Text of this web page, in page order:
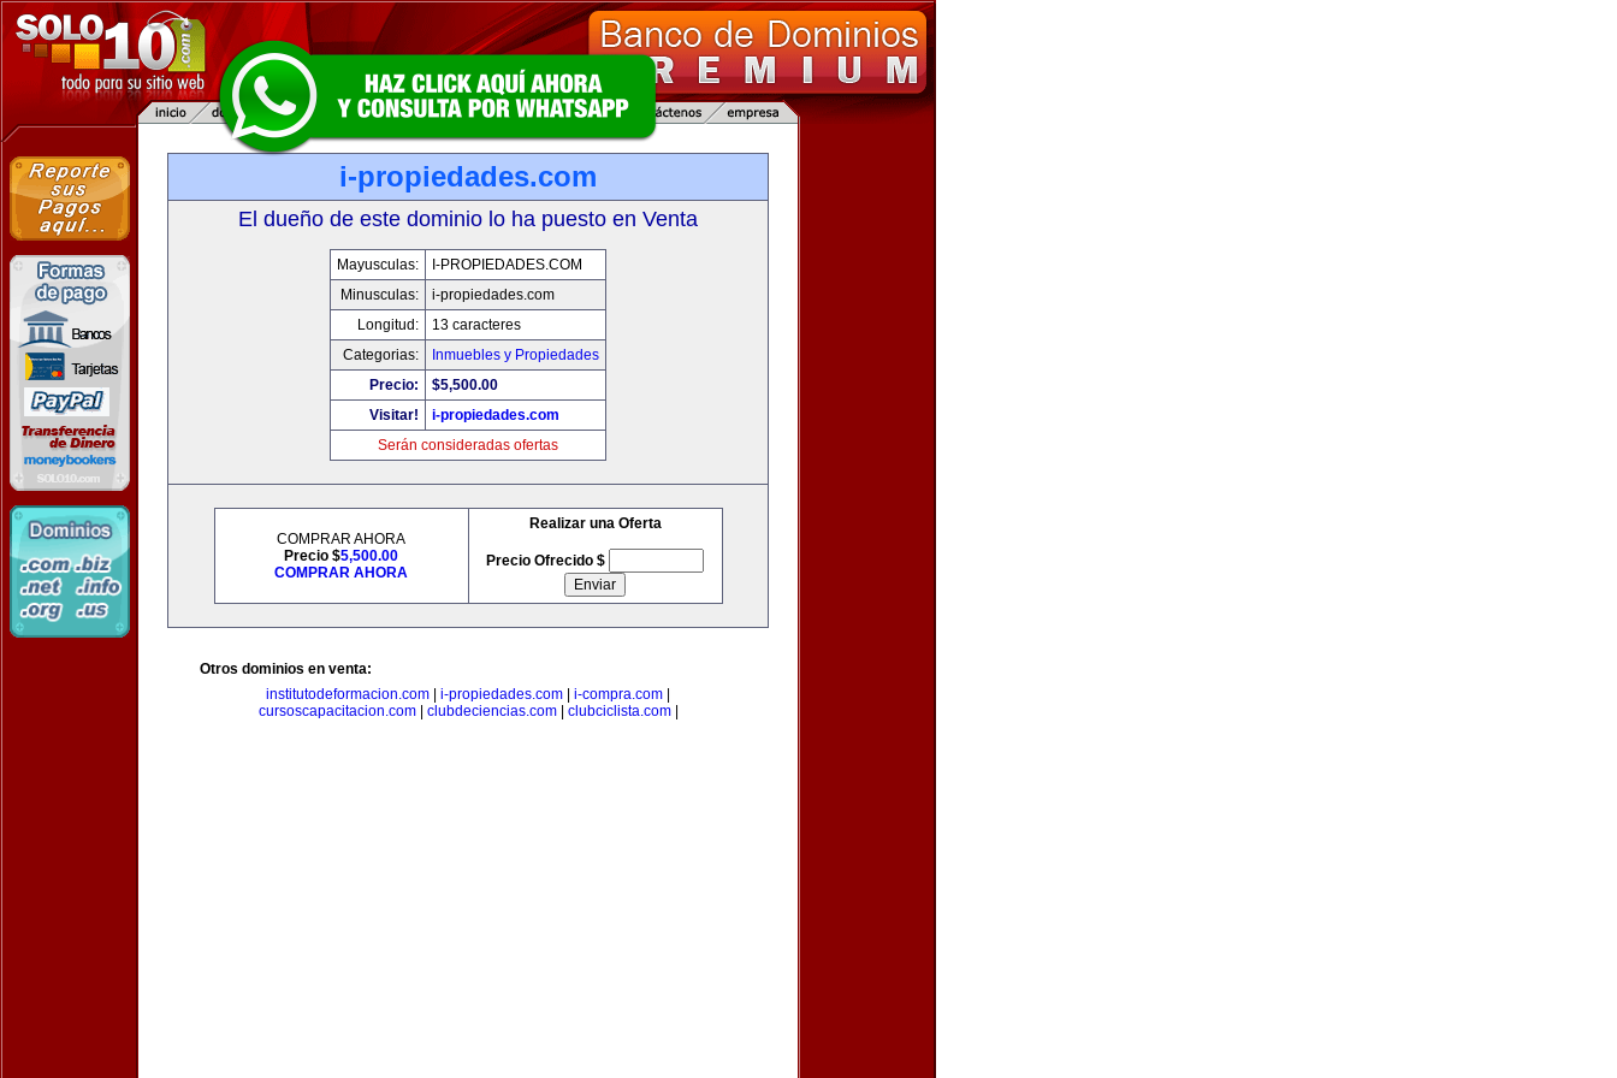
i-propiedades.com
El dueño de este dominio lo ha puesto en Venta
Mayusculas:
I-PROPIEDADES.COM
Minusculas:
i-propiedades.com
Longitud:
13 caracteres
Categorias:
Inmuebles y Propiedades
Precio:
$5,500.00
Visitar!
i-propiedades.com
Serán consideradas ofertas
COMPRAR AHORA
Precio $5,500.00
COMPRAR AHORA
Realizar una Oferta
Precio Ofrecido $
Otros dominios en venta:
institutodeformacion.com
i-propiedades.com i-compra.com
cursoscapacitacion.com| clubdeciencias.com| clubciclista.com|